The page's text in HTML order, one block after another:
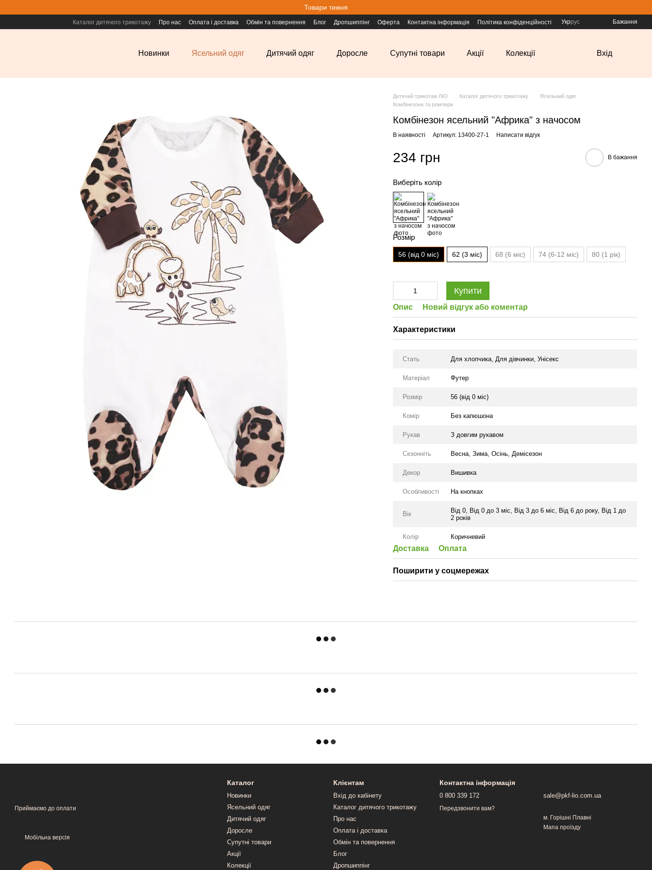
Товари тижня
Каталог дитячого трикотажу Про нас Оплата і доставка Обмін та повернення Блог Дропшиппінг Оферта Контактна інформація Політика конфіденційності Укррус Бажання
Новинки Ясельний одяг Дитячий одяг Доросле Супутні товари Акції Колекції Вхід
Дитячий трикотаж ЛІО Каталог дитячого трикотажу
Ясельний одяг
Комбінезони та ромпери
Комбінезон ясельний "Африка" з начосом
В наявності Артикул: 13400-27-1 Написати відгук
234 грн В бажання
Виберіть колір
Розмір
56 (від 0 міс) 62 (3 міс) 68 (6 міс) 74 (6-12 міс) 80 (1 рік)
Купити
Опис Новий відгук або коментар
Характеристики
Стать Для хлопчика,Для дівчинки,Унісекс
Матеріал Футер
Розмір 56 (від 0 міс)
Комір Без капюшона
Рукав З довгим рукавом
Сезонніть Весна,Зима,Осінь,Демісезон
Декор Вишивка
Особливості На кнопках
Вік Від 0, Від 0 до 3 міс, Від 3 до 6 міс, Від 6 до року, Від 1 до
2 років
Колір Коричневий
Доставка Оплата
Поширити у соцмережах
Приймаємо до оплати
Мобільна версія
Каталог
Новинки
Ясельний одяг
Дитячий одяг
Доросле
Супутні товари
Акції
Колекції
Клієнтам
Вхід до кабінету
Каталог дитячого трикотажу
Про нас
Оплата і доставка
Обмін та повернення
Блог
Дропшиппінг
Контактна інформація
0 800 339 172
Передзвонити вам?
sale@pkf-lio.com.ua
м. Горішні Плавні
Мапа проїзду